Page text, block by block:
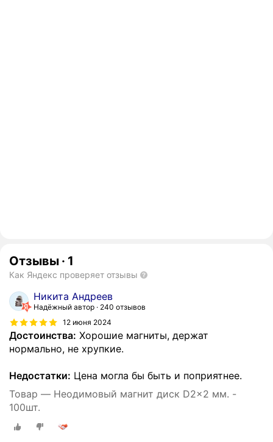
Отзывы · 1
Как Яндекс проверяет отзывы
Никита Андреев
Надёжный автор
240 отзывов
12 июня 2024
Достоинства: Хорошие магниты, держат
нормально, не хрупкие.
Недостатки: Цена могла бы быть и поприятнее.
Товар — Неодимовый магнит диск D2x2 мм. -
100шт.